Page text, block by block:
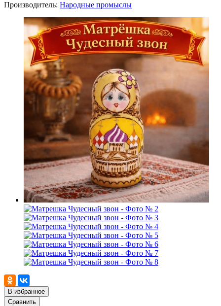
Производитель: Народные промыслы
В избранное
Сравнить